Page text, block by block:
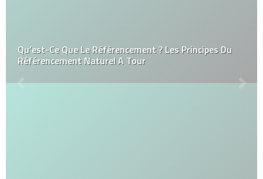
Qu’est-Ce Que Le Référencement ? Les Principes Du
Référencement Naturel A Tour